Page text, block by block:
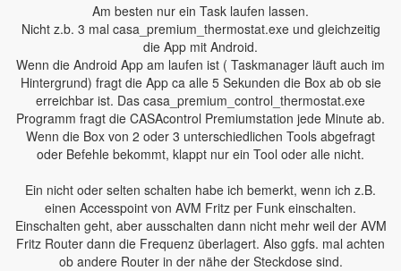
Am besten nur ein Task laufen lassen.
Nicht z.b. 3 mal casa_premium_thermostat.exe und gleichzeitig
die App mit Android.
Wenn die Android App am laufen ist ( Taskmanager läuft auch im
Hintergrund) fragt die App ca alle 5 Sekunden die Box ab ob sie
erreichbar ist. Das casa_premium_control_thermostat.exe
Programm fragt die CASAcontrol Premiumstation jede Minute ab.
Wenn die Box von 2 oder 3 unterschiedlichen Tools abgefragt
oder Befehle bekommt, klappt nur ein Tool oder alle nicht.
Ein nicht oder selten schalten habe ich bemerkt, wenn ich z.B.
einen Accesspoint von AVM Fritz per Funk einschalten.
Einschalten geht, aber ausschalten dann nicht mehr weil der AVM
Fritz Router dann die Frequenz überlagert. Also ggfs. mal achten
ob andere Router in der nähe der Steckdose sind.